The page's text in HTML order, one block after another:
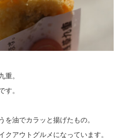
。
。
油でカラッと揚げたもの。
アウトグルメになっています。